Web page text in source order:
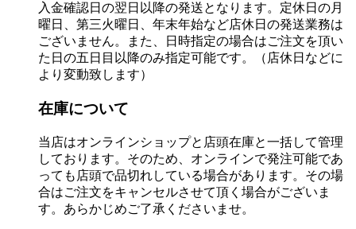
入金確認日の翌日以降の発送となります。定休日の月
曜日、第三火曜日、年末年始など店休日の発送業務は
ございません。また、日時指定の場合はご注文を頂い
た日の五日目以降のみ指定可能です。（店休日などに
より変動致します）
在庫について
当店はオンラインショップと店頭在庫と一括して管理
しております。そのため、オンラインで発注可能であ
っても店頭で品切れしている場合があります。その場
合はご注文をキャンセルさせて頂く場合がございま
す。あらかじめご了承くださいませ。